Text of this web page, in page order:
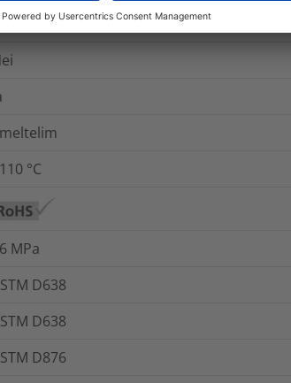
350%
°C
MPa
D638
D638
D876